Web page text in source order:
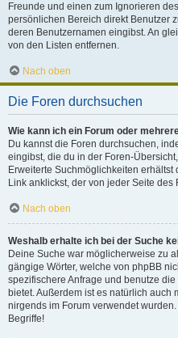
Freunde und einen zum Ignorieren
persönlichen Bereich direkt Benutzer
deren Benutzernamen eingibst. An
von den Listen entfernen.
Nach oben
Die Foren durchsuchen
Wie kann ich ein Forum oder
Du kannst die Foren durchsuchen,
eingibst, die du in der Foren-
Erweiterte Suchmöglichkeiten erhältst
Link anklickst, der von jeder Seite des
Nach oben
Weshalb erhalte ich bei der Suche
Deine Suche war möglicherweise zu
gängige Wörter, welche von phpBB
spezifischere Anfrage und benutze
bietet. Außerdem ist es natürlich
nirgends im Forum verwendet
Begriffe!